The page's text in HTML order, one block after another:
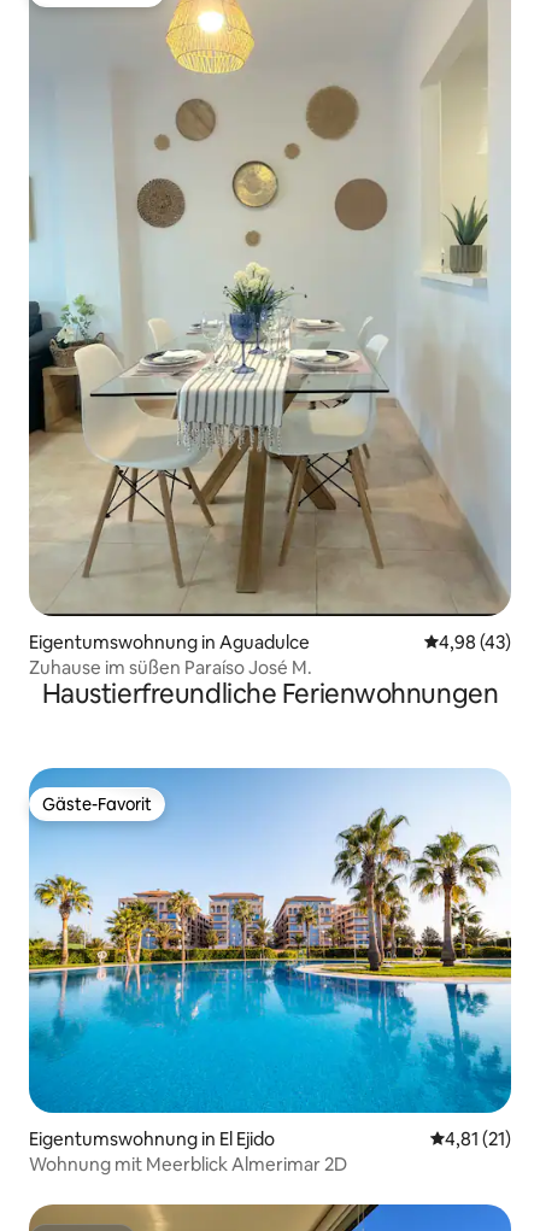
Eigentumswohnung in Aguadulce
4,98 (43)
Zuhause im süßen Paraíso José M.
Haustierfreundliche Ferienwohnungen
Gäste-Favorit
Gäste-Favorit
Eigentumswohnung in El Ejido
4,81 (21)
Wohnung mit Meerblick Almerimar 2D